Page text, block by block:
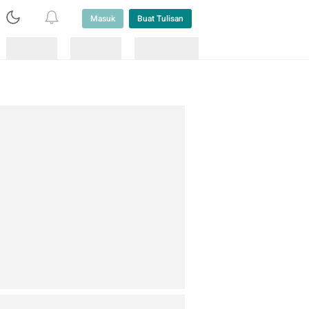
Masuk Buat Tulisan